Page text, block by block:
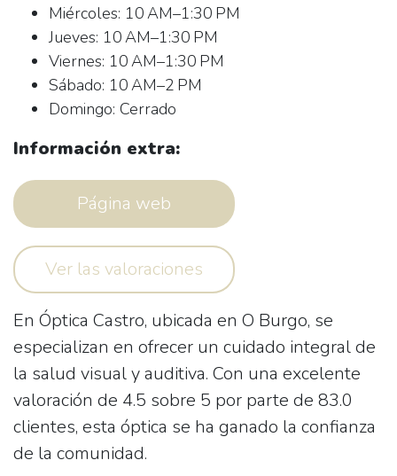
Miércoles: 10 AM–1:30 PM
Jueves: 10 AM–1:30 PM
Viernes: 10 AM–1:30 PM
Sábado: 10 AM–2 PM
Domingo: Cerrado
Información extra:
Página web
Ver las valoraciones
En Óptica Castro, ubicada en O Burgo, se
especializan en ofrecer un cuidado integral de
la salud visual y auditiva. Con una excelente
valoración de 4.5 sobre 5 por parte de 83.0
clientes, esta óptica se ha ganado la confianza
de la comunidad.